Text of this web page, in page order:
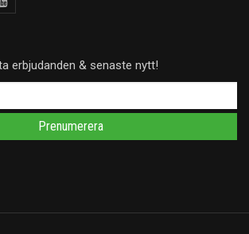
erbjudanden & senaste nytt!
Prenumerera